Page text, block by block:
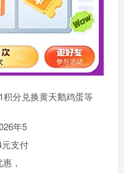
积分兑换黄天鹅鸡蛋等